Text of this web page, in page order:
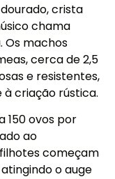
crista
chama
machos
cerca de 2,5
e resistentes,
criação rústica.
150 ovos por
ao
começam
o auge